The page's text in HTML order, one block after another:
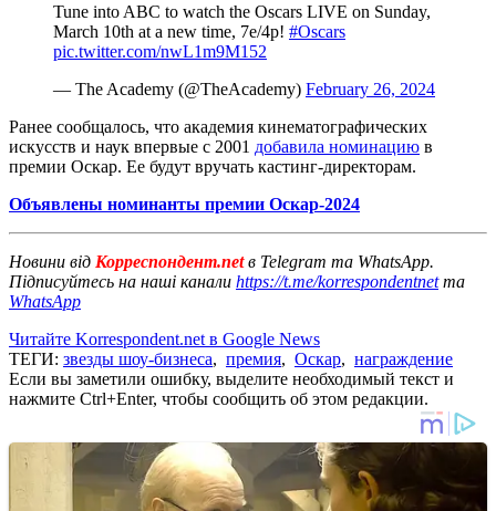
Tune into ABC to watch the Oscars LIVE on Sunday,
March 10th at a new time, 7e/4p! #Oscars
pic.twitter.com/nwL1m9M152
— The Academy (@TheAcademy) February 26, 2024
Ранее сообщалось, что академия кинематографических
искусств и наук впервые с 2001 добавила номинацию в
премии Оскар. Ее будут вручать кастинг-директорам.
Объявлены номинанты премии Оскар-2024
Новини від Корреспондент.netв Telegram та WhatsApp.
Підписуйтесь на наші канали https://t.me/korrespondentnetта
WhatsApp
Читайте Korrespondent.net в Google News
ТЕГИ: звезды шоу-бизнеса, премия, Оскар, награждение
Если вы заметили ошибку, выделите необходимый текст и
нажмите Ctrl+Enter, чтобы сообщить об этом редакции.